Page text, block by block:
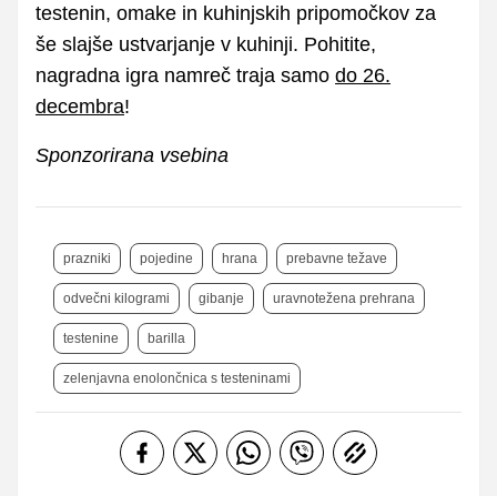
testenin, omake in kuhinjskih pripomočkov za
še slajše ustvarjanje v kuhinji. Pohitite,
nagradna igra namreč traja samo do 26.
decembra!
Sponzorirana vsebina
prazniki pojedine hrana prebavne težave
odvečni kilogrami gibanje uravnotežena prehrana
testenine barilla
zelenjavna enolončnica s testeninami